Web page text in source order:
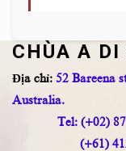
CHÙA A
Địa chỉ: 52 Bareena
Australia.
Tel: (+02)
(+61)